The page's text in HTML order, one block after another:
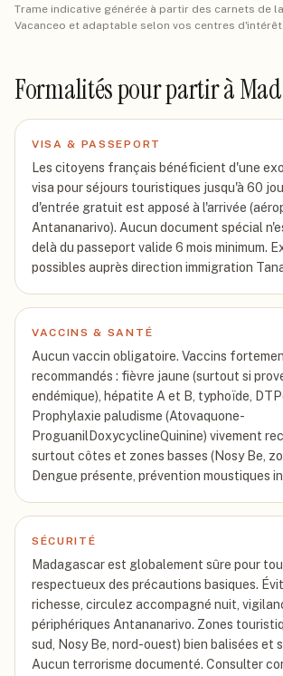
Trame indicative générée à partir des carnets de
Vacanceo et adaptable selon vos centres d'intérêt.
Formalités pour partirà
VISA & PASSEPORT
Les citoyens français bénéficient d'une
visa pour séjours touristiques jusqu'à 60
d'entrée gratuit est apposé à l'arrivée
Antananarivo). Aucun document spécial
delà du passeport valide 6 mois minimum.
possibles auprès direction immigration
VACCINS & SANTÉ
Aucun vaccin obligatoire. Vaccins
recommandés : fièvre jaune (surtout si
endémique), hépatite A et B, typhoïde,
Prophylaxie paludisme (Atovaquone-
ProguanilDoxycyclineQuinine) vivement
surtout côtes et zones basses (Nosy Be,
Dengue présente, prévention moustiques
SÉCURITÉ
Madagascar est globalement sûre pour
respectueux des précautions basiques.
richesse, circulez accompagné nuit,
périphériques Antananarivo. Zones
sud, Nosy Be, nord-ouest) bien balisées et
Aucun terrorisme documenté. Consulter